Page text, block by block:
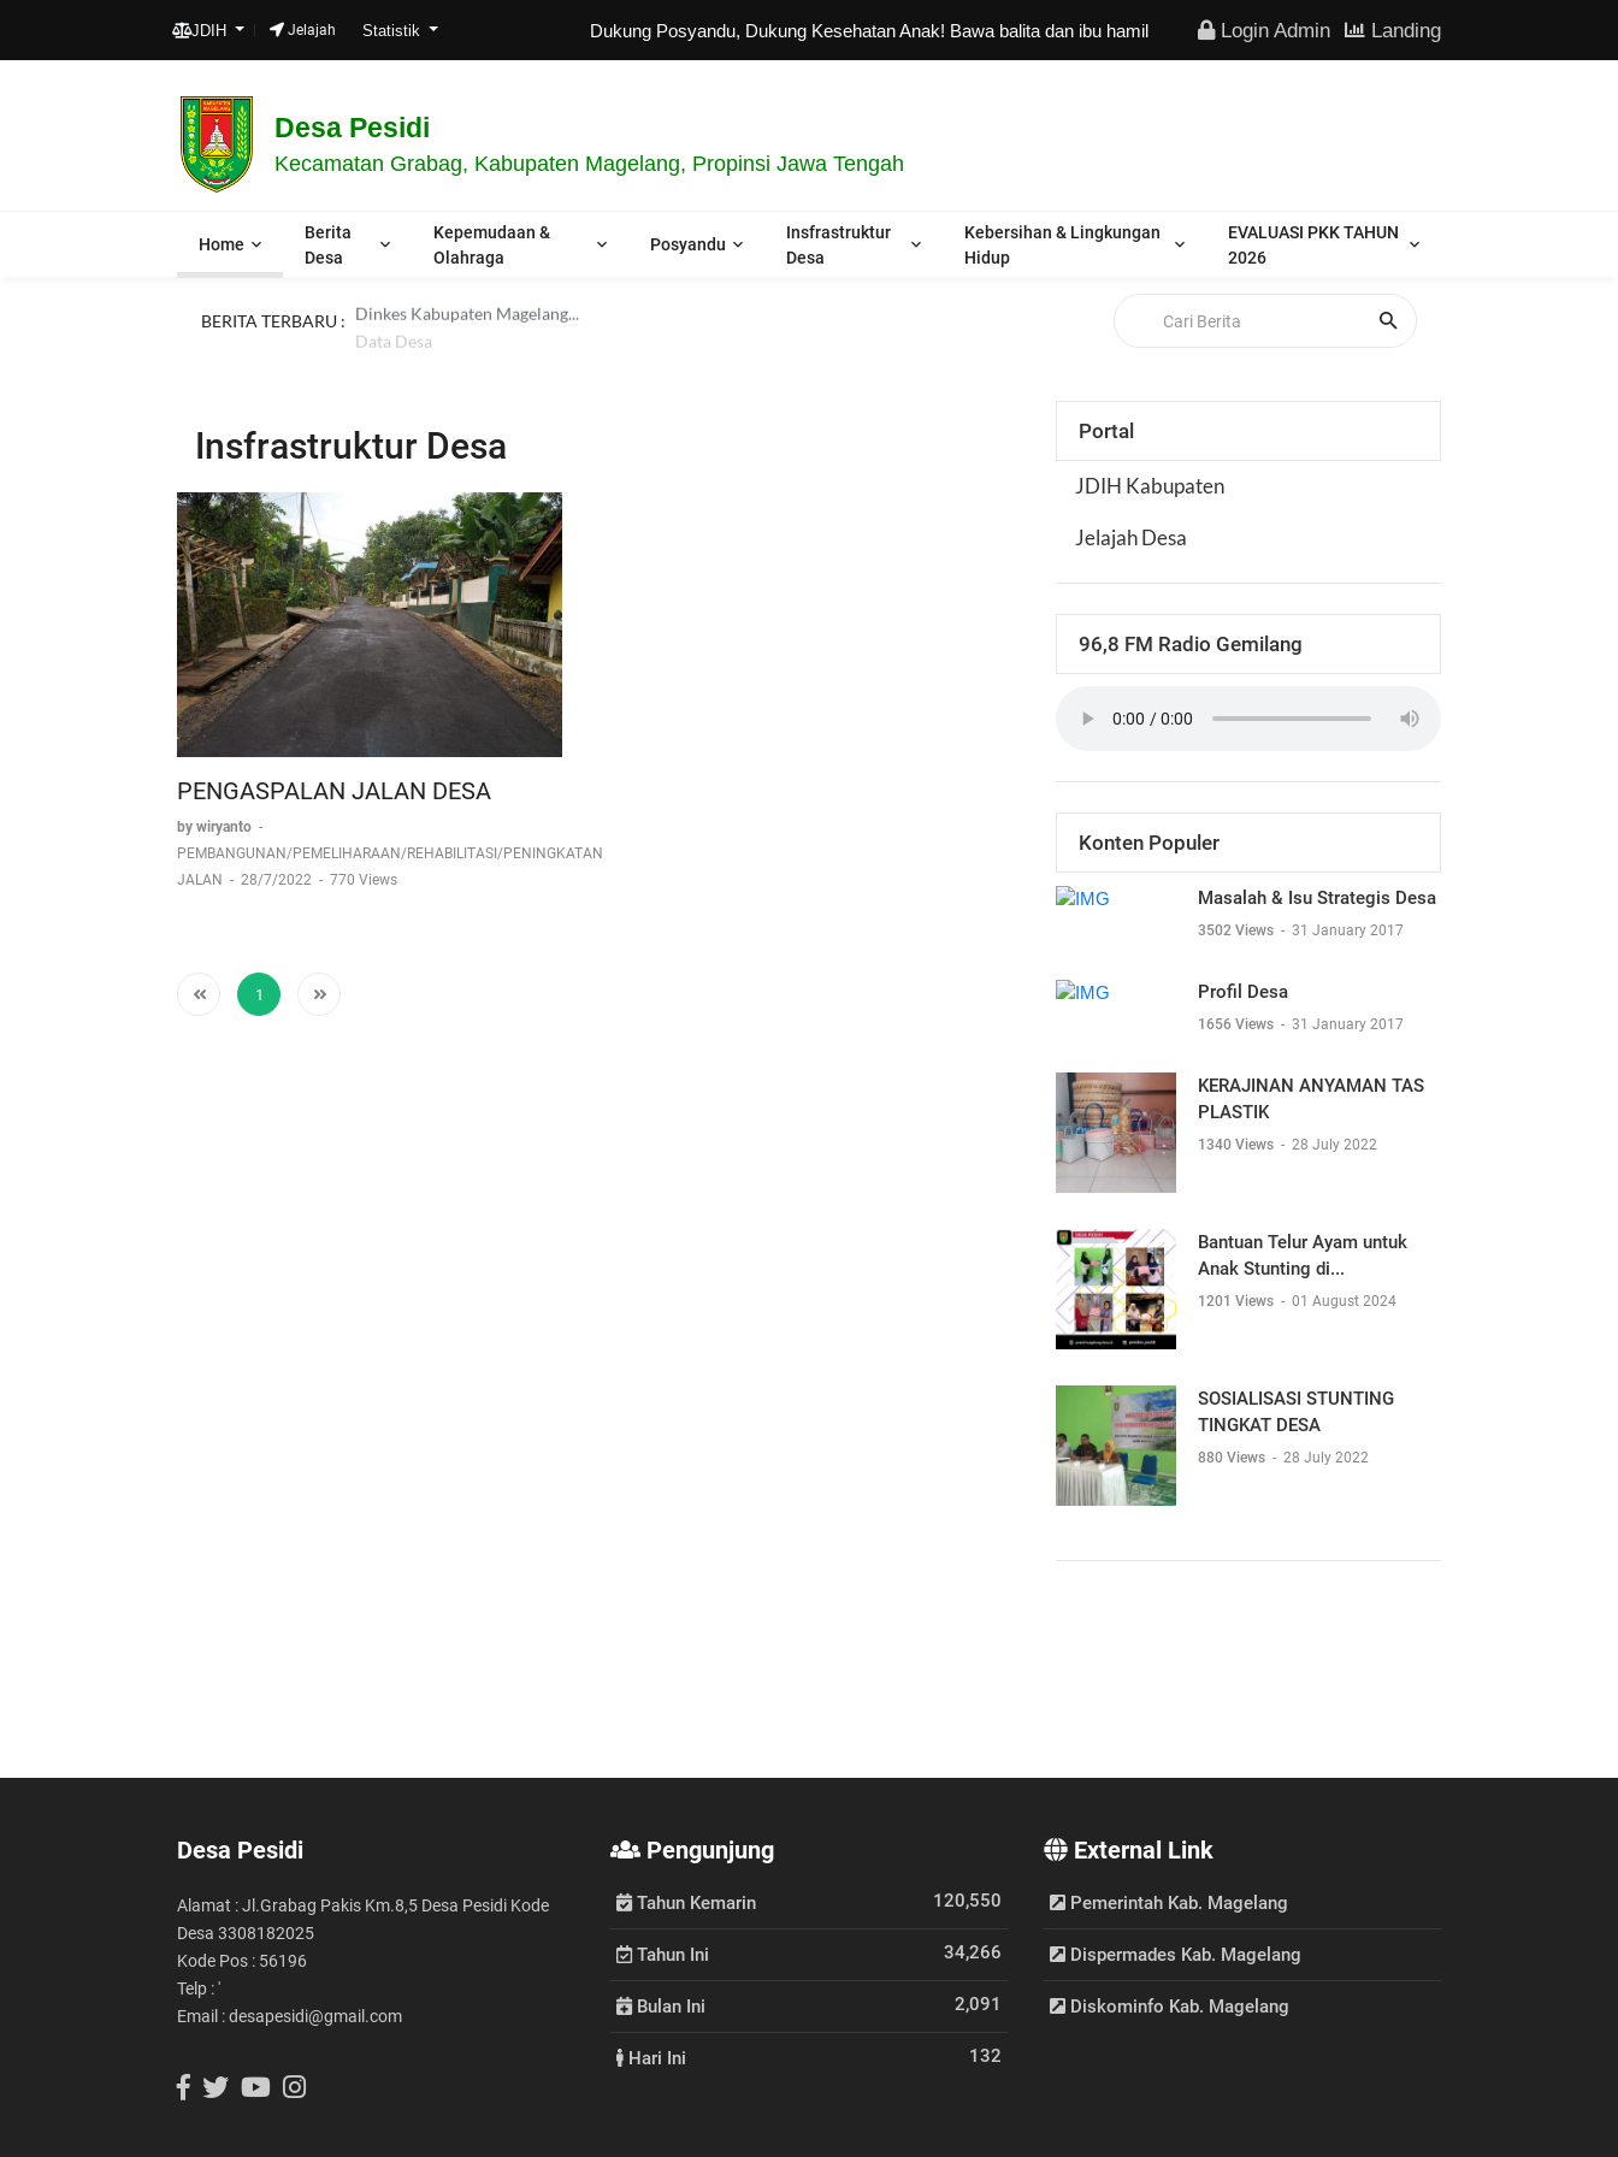
JDIH Jelajah Statistik Dukung Posyandu, Dukung Kesehatan Anak! Bawa balita dan ibu hamil rutin periksa.Login Admin Landing
Desa Pesidi
Kecamatan Grabag, Kabupaten Magelang, Propinsi Jawa Tengah
Home
Berita
Desa
Kepemudaan &
Olahraga
Posyandu
Insfrastruktur
Desa
Kebersihan & Lingkungan
Hidup
EVALUASI PKK TAHUN
2026
BERITA TERBARU :
Data Desa
Dinkes Kabupaten Magelang...
Insfrastruktur Desa
PENGASPALAN JALAN DESA
by wiryanto -
PEMBANGUNAN/PEMELIHARAAN/REHABILITASI/PENINGKATAN
JALAN - 28/7/2022 - 770 Views
1
Portal
JDIH Kabupaten
Jelajah Desa
96,8 FM Radio Gemilang
Konten Populer
Masalah & Isu Strategis Desa
3502 Views - 31 January 2017
Profil Desa
1656 Views - 31 January 2017
KERAJINAN ANYAMAN TAS
PLASTIK
1340 Views - 28 July 2022
Bantuan Telur Ayam untuk
Anak Stunting di...
1201 Views - 01 August 2024
SOSIALISASI STUNTING
TINGKAT DESA
880 Views - 28 July 2022
Desa Pesidi
Alamat : Jl.Grabag Pakis Km.8,5 Desa Pesidi Kode
Desa 3308182025
Kode Pos : 56196
Telp : '
Email : desapesidi@gmail.com
Pengunjung
Tahun Kemarin 120,550
Tahun Ini 34,266
Bulan Ini 2,091
Hari Ini 132
External Link
Pemerintah Kab. Magelang
Dispermades Kab. Magelang
Diskominfo Kab. Magelang